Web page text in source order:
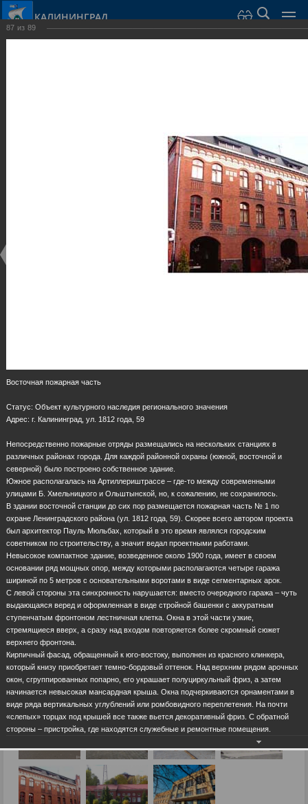
КАЛИНИНГРАД
87 из 89
Восточная пожарная часть
Статус: Объект культурного наследия регионального значения
Адрес: г. Калининград, ул. 1812 года, 59
Непосредственно пожарные отряды размещались на нескольких станциях в
различных районах города. Для каждой районной охраны (южной, восточной и
северной) было построено собственное здание.
Южное располагалась на Артиллериштрассе – где-то между современными
улицами Б. Хмельницкого и Ольштынской, но, к сожалению, не сохранилось.
В здании восточной станции до сих пор размещается пожарная часть № 1 по
охране Ленинградского района (ул. 1812 года, 59). Скорее всего автором проекта
был архитектор Пауль Мюльбах, который в это время являлся городским
советником по строительству, а значит ведал проектными работами.
Невысокое компактное здание, возведенное около 1900 года, имеет в своем
основании ряд мощных опор, между которыми располагаются четыре гаража
шириной по 5 метров с основательными воротами в виде сегментарных арок.
С левой стороны эта синхронность нарушается: вместо очередного гаража – чуть
выдающаяся веред и оформленная в виде стройной башенки с аккуратным
ступенчатым фронтоном лестничная клетка. Окна в этой части узкие,
стремящиеся вверх, а сразу над входом повторяется более скромный сюжет
верхнего фронтона.
Кирпичный фасад, обращенный к юго-востоку, выполнен из красного клинкера,
который книзу приобретает темно-бордовый оттенок. Над верхним рядом арочных
окон, сгруппированных попарно, его украшает полуциркульный фриз, а затем
начинается невысокая мансардная крыша. Окна подчеркиваются орнаментами в
виде ряда вертикальных углублений или ромбовидного переплетения. На почти
«слепых» торцах под крышей все также вьется декоративный фриз. С обратной
стороны – пристройка, где находятся служебные и ремонтные помещения.